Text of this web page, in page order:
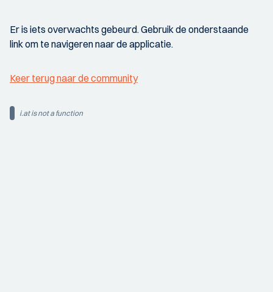
Er is iets overwachts gebeurd. Gebruik de onderstaande
link om te navigeren naar de applicatie.
Keer terug naar de community
i.at is not a function